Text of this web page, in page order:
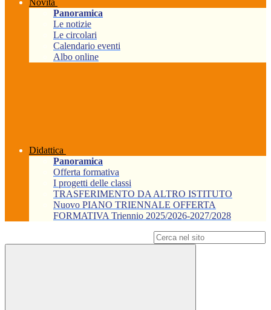
Novità
Panoramica
Le notizie
Le circolari
Calendario eventi
Albo online
Didattica
Panoramica
Offerta formativa
I progetti delle classi
TRASFERIMENTO DA ALTRO ISTITUTO
Nuovo PIANO TRIENNALE OFFERTA
FORMATIVA Triennio 2025/2026-2027/2028